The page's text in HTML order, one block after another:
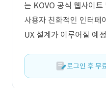
는 KOVO 공식 웹사이
사용자 친화적인 인터페
UX 설계가 이루어질 예
로그인 후 무